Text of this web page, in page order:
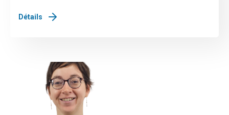
Détails